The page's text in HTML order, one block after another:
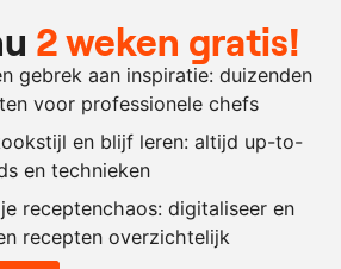
rundernek
grove mosterd
+
2 weken gratis!
gebrek aan inspiratie: duizenden
voor professionele chefs
en blijf leren: altijd up-to-
en technieken
receptenchaos: digitaliseer en
recepten overzichtelijk